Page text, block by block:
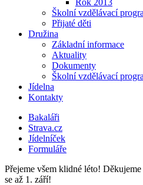
Rok 2013
Školní vzdělávací
Přijaté děti
Družina
Základní informace
Aktuality
Dokumenty
Školní vzdělávací
Jídelna
Kontakty
Bakaláři
Strava.cz
Jídelníček
Formuláře
Přejeme všem klidné léto!
se až 1. září!